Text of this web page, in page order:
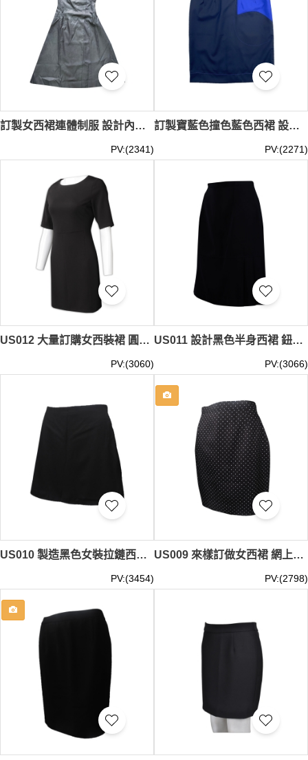
訂製女西裙連體制服 設計內裡綠色修腰西裙 左上胸有袋設計 職業西裝 英皇戲院 工作制服 團體制服 孕婦裙 TR 布內裡熱昇華設計 US014
PV:(2341)
訂製寶藍色撞色藍色西裙 設計職業修腰西裝裙 西裝裙供應商 US013
PV:(2271)
US012 大量訂購女西裝裙 圓領直身裙中袖職業修腰西裝裙 西裝裙供應商 管弦樂
PV:(3060)
US011 設計黑色半身西裙 鈕扣拉鏈 65%棉35%滌 西裙供應商
PV:(3066)
US010 製造黑色女裝拉鏈西裙 西裙製衣廠
PV:(3454)
US009 來樣訂做女西裙 網上下單女西裙 包裙 澳門酒店 訂造女西裙專營店
PV:(2798)